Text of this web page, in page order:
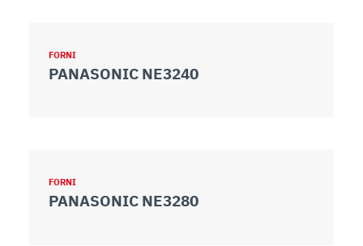
FORNI
PANASONIC NE3240
FORNI
PANASONIC NE3280